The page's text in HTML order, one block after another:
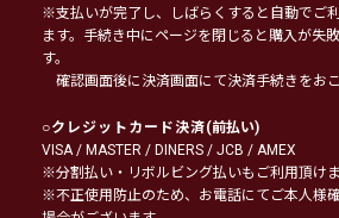
※支払いが完了し、しばらくすると自動でご
ます。手続き中にページを閉じると購入が失
す。
確認画面後に決済画面にて決済手続きをおこ
○クレジットカード決済(前払い)
VISA / MASTER / DINERS / JCB / AMEX
※分割払い・リボルビング払いもご利用頂けま
※不正使用防止のため、お電話にてご本人様